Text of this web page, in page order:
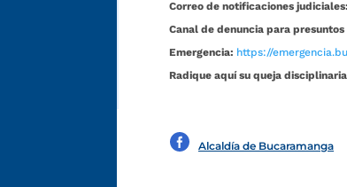
Correo de notificaciones judiciales:
Canal de denuncia para
Emergencia: https://
Radique aquí su queja
Alcaldía de Bucaramanga